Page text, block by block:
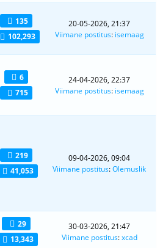
135
102,293
20-05-2026, 21:37
Viimane postitus: isemaag
6
715
24-04-2026, 22:37
Viimane postitus: isemaag
219
41,053
09-04-2026, 09:04
Viimane postitus:Olemuslik
29
13,343
30-03-2026, 21:47
Viimane postitus:xcad